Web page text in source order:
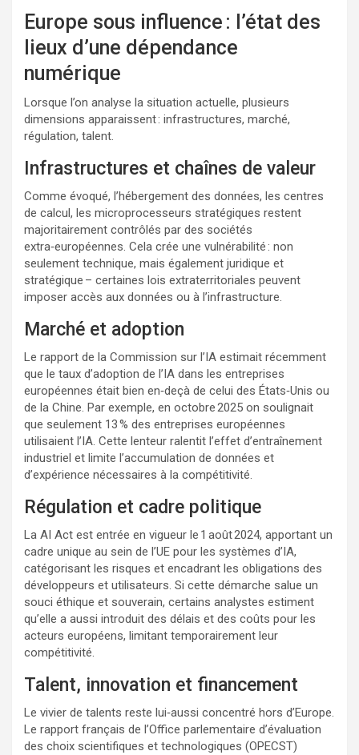
Europe sous influence : l’état des
lieux d’une dépendance
numérique
Lorsque l’on analyse la situation actuelle, plusieurs
dimensions apparaissent : infrastructures, marché,
régulation, talent.
Infrastructures et chaînes de valeur
Comme évoqué, l’hébergement des données, les centres
de calcul, les microprocesseurs stratégiques restent
majoritairement contrôlés par des sociétés
extra‑européennes. Cela crée une vulnérabilité : non
seulement technique, mais également juridique et
stratégique – certaines lois extraterritoriales peuvent
imposer accès aux données ou à l’infrastructure.
Marché et adoption
Le rapport de la Commission sur l’IA estimait récemment
que le taux d’adoption de l’IA dans les entreprises
européennes était bien en‑deçà de celui des États‑Unis ou
de la Chine. Par exemple, en octobre 2025 on soulignait
que seulement 13 % des entreprises européennes
utilisaient l’IA. Cette lenteur ralentit l’effet d’entraînement
industriel et limite l’accumulation de données et
d’expérience nécessaires à la compétitivité.
Régulation et cadre politique
La AI Act est entrée en vigueur le 1 août 2024, apportant un
cadre unique au sein de l’UE pour les systèmes d’IA,
catégorisant les risques et encadrant les obligations des
développeurs et utilisateurs. Si cette démarche salue un
souci éthique et souverain, certains analystes estiment
qu’elle a aussi introduit des délais et des coûts pour les
acteurs européens, limitant temporairement leur
compétitivité.
Talent, innovation et financement
Le vivier de talents reste lui‑aussi concentré hors d’Europe.
Le rapport français de l’Office parlementaire d’évaluation
des choix scientifiques et technologiques (OPECST)